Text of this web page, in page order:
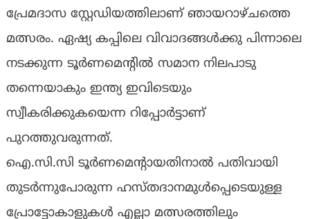
പ്രേമദാസ സ്റ്റേഡിയത്തിലാണ് ഞായറാഴ്ചത്തെ
മത്സരം. ഏഷ്യ കപ്പിലെ വിവാദങ്ങൾക്കു പിന്നാലെ
നടക്കുന്ന ടൂർണമെന്‍റിൽ സമാന നിലപാടു
തന്നെയാകും ഇന്ത്യ ഇവിടെയും
സ്വീകരിക്കുകയെന്ന റിപ്പോർട്ടാണ്
പുറത്തുവരുന്നത്.
ഐ.സി.സി ടൂർണമെന്‍റായതിനാൽ പതിവായി
തുടർന്നുപോരുന്ന ഹസ്തദാനമുൾപ്പെടെയുള്ള
പ്രോട്ടോകാളുകൾ എല്ലാ മത്സരത്തിലും